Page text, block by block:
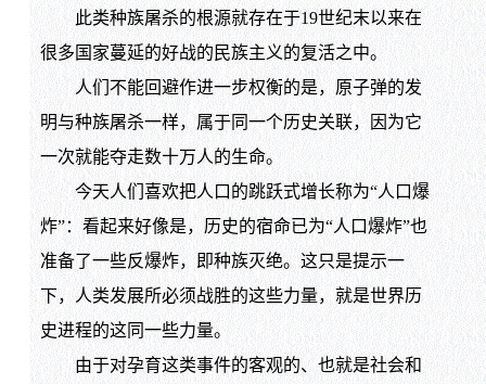
此类种族屠杀的根源就存在于19世纪末以来在
很多国家蔓延的好战的民族主义的复活之中。
人们不能回避作进一步权衡的是，原子弹的发
明与种族屠杀一样，属于同一个历史关联，因为它
一次就能夺走数十万人的生命。
今天人们喜欢把人口的跳跃式增长称为“人口爆
炸”：看起来好像是，历史的宿命已为“人口爆炸”也
准备了一些反爆炸，即种族灭绝。这只是提示一
下，人类发展所必须战胜的这些力量，就是世界历
史进程的这同一些力量。
由于对孕育这类事件的客观的、也就是社会和